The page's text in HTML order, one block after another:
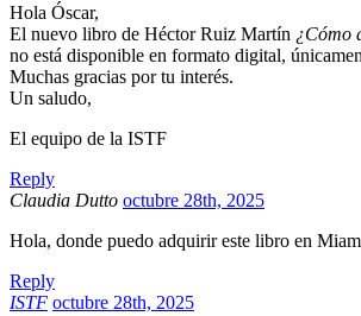
Hola Óscar,
El nuevo libro de Héctor Ruiz Martín ¿Cómo
no está disponible en formato digital,
Muchas gracias por tu interés.
Un saludo,
El equipo de la ISTF
Reply
Claudia Dutto octubre 28th, 2025
Hola, donde puedo adquirir este libro en
Reply
ISTF octubre 28th, 2025